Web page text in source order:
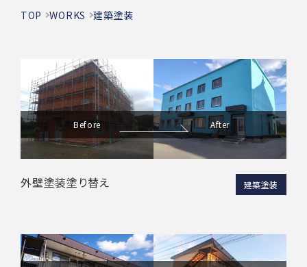
TOP WORKS 建築塗装
Before After
外壁塗装塗り替え 建築塗装